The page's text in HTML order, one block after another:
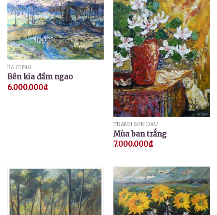
BÁ CUNG
Bên kia đầm ngao
6.000.000₫
TRANH SƠN DẦU
Mùa ban trắng
7.000.000₫